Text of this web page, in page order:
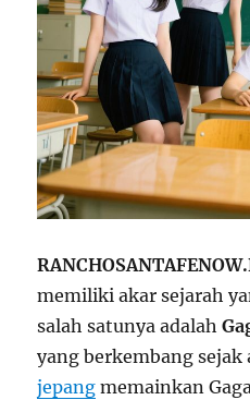
memiliki akar sejarah
salah satunya adalah
yang berkembang
jepang memainkan